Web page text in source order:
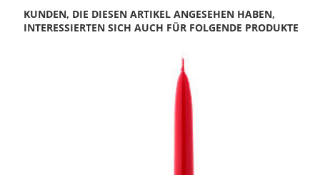
KUNDEN, DIE DIESEN ARTIKEL ANGESEHEN HABEN,
INTERESSIERTEN SICH AUCH FÜR FOLGENDE PRODUKTE